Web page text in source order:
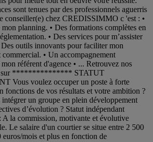
sont tenues par des professionnels aguerris
conseiller(e) chez CREDISSIMMO c 'est : •
planning. • Des formations complètes en
• Des services pour m’assister
Des outils innovants pour faciliter mon
commercial. • Un accompagnement
référent d'agence • ... Retrouvez nos
sur *************** STATUT
Vous voulez occuper un poste à forte
fonctions de vos résultats et votre ambition ?
intégrer un groupe en plein développement
d’évolution ? Statut indépendant
A la commission, motivante et évolutive
Le salaire d'un courtier se situe entre 2 500
euros/mois et plus en fonction de